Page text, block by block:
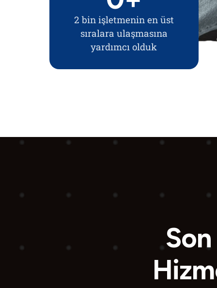
2 bin işletmenin en üst
sıralara ulaşmasına
yardımcı olduk